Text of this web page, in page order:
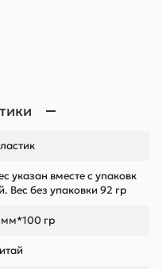
указан вместе с упаковк
Вес без упаковки 92 гр
гр